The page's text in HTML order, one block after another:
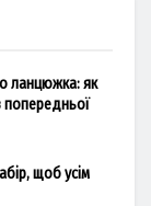
ланцюжка: як
попередньої
щоб усім